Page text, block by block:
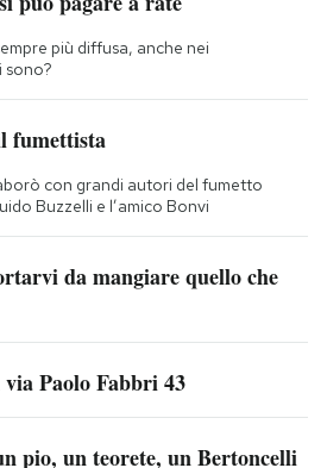
più diffusa, anche nei
sono?
fumettista
con grandi autori del fumetto
Buzzelli e l’amico Bonvi
da mangiare quello che
Paolo Fabbri 43
pio, un teorete, un Bertoncelli